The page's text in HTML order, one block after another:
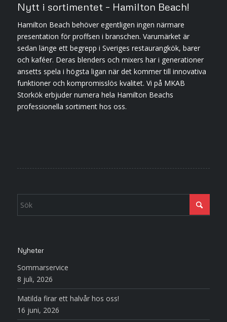
Nytt i sortimentet – Hamilton Beach!
Hamilton Beach behöver egentligen ingen närmare
presentation för proffsen i branschen. Varumärket är
sedan länge ett begrepp i Sveriges restaurangkök, barer
och kaféer. Deras blenders och mixers har i generationer
ansetts spela i högsta ligan när det kommer till innovativa
funktioner och kompromisslös kvalitet. Vi på MKAB
Storkök erbjuder numera hela Hamilton Beachs
professionella sortiment hos oss.
Nyheter
Sommarservice
8 juli, 2026
Matilda firar ett halvår hos oss!
16 juni, 2026